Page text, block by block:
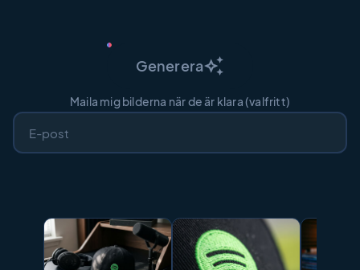
Genereraauto_awesome
Maila mig bilderna när de är klara (valfritt)